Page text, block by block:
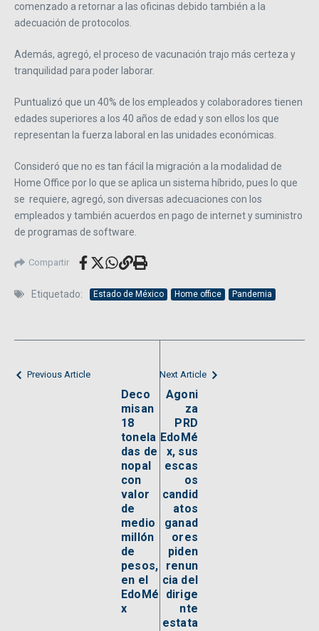
comenzado a retornar a las oficinas debido también a la
adecuación de protocolos.
Además, agregó, el proceso de vacunación trajo más certeza y
tranquilidad para poder laborar.
Puntualizó que un 40% de los empleados y colaboradores tienen
edades superiores a los 40 años de edad y son ellos los que
representan la fuerza laboral en las unidades económicas.
Consideró que no es tan fácil la migración a la modalidad de
Home Office por lo que se aplica un sistema híbrido, pues lo que
se requiere, agregó, son diversas adecuaciones con los
empleados y también acuerdos en pago de internet y suministro
de programas de software.
Compartir
Etiquetado: Estado de México Home office Pandemia
Previous Article
Deco
misan
18
tonela
das de
nopal
con
valor
de
medio
millón
de
pesos,
en el
EdoMé
x
Next Article
Agoni
za
PRD
EdoMé
x, sus
escas
os
candid
atos
ganad
ores
piden
renun
cia del
dirige
nte
estata